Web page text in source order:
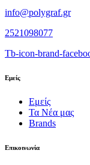
info@polygraf.gr
2521098077
Tb-icon-brand-
Εμείς
Εμείς
Τα Νέα μας
Brands
Επικοινωνία